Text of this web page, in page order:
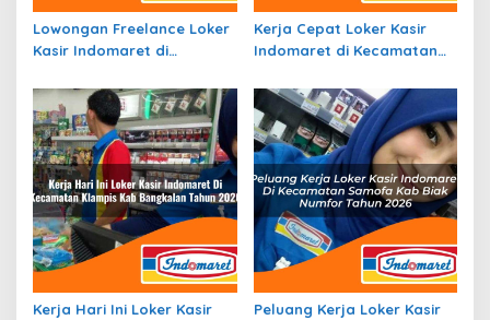
Lowongan Freelance Loker
Kasir Indomaret di
Pesawaran Tahun 2026
Kerja Cepat Loker Kasir
Indomaret di Kecamatan
Banyuwangi Tahun 2026
Kerja Hari Ini Loker Kasir
Peluang Kerja Loker Kasir